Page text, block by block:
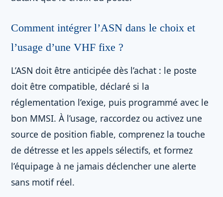
Comment intégrer l’ASN dans le choix et
l’usage d’une VHF fixe ?
L’ASN doit être anticipée dès l’achat : le poste
doit être compatible, déclaré si la
réglementation l’exige, puis programmé avec le
bon MMSI. À l’usage, raccordez ou activez une
source de position fiable, comprenez la touche
de détresse et les appels sélectifs, et formez
l’équipage à ne jamais déclencher une alerte
sans motif réel.